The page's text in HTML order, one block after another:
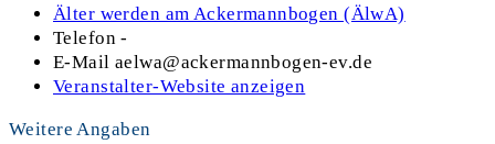
Älter werden am Ackermannbogen (ÄlwA)
Telefon-
E-Mail aelwa@ackermannbogen-ev.de
Veranstalter-Website anzeigen
Weitere Angaben